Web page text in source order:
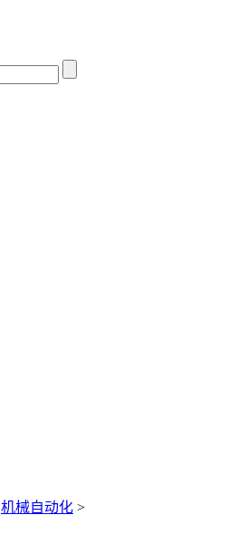
机械自动化 >